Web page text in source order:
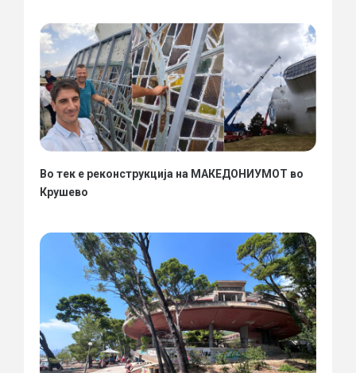
Во тек е реконструкција на МАКЕДОНИУМОТ во
Крушево